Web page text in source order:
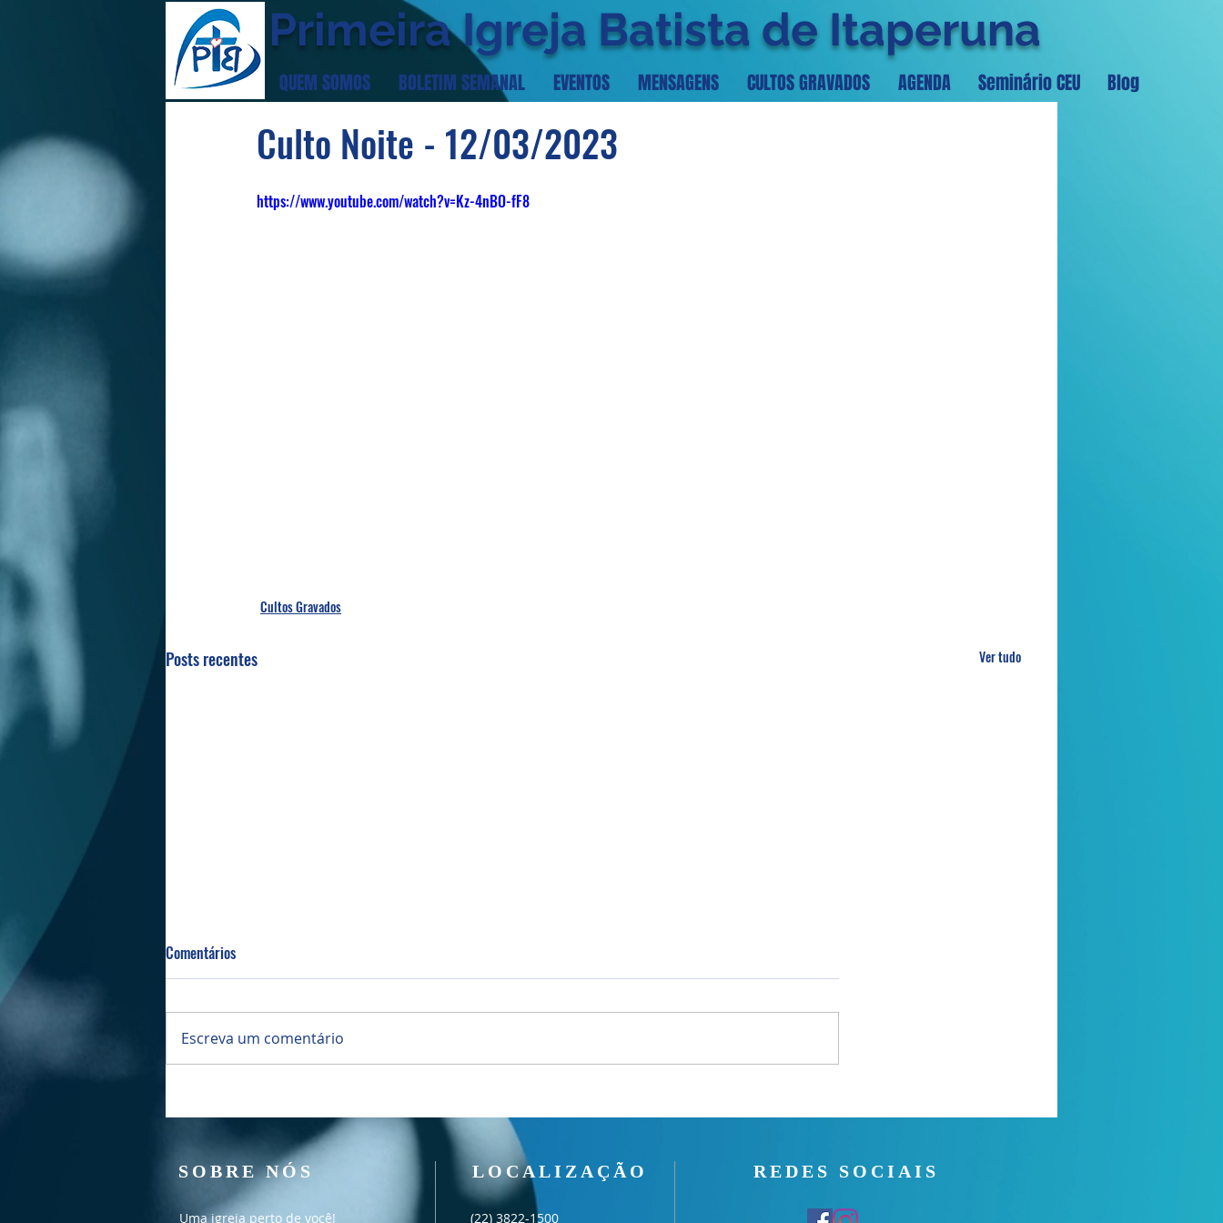
QUEM SOMOS BOLETIM SEMANAL EVENTOS MENSAGENS CULTOS GRAVADOS AGENDA Seminário CEU Blog
Primeira Igreja Batista de Itaperuna
Culto Noite - 12/03/2023
https://www.youtube.com/watch?v=Kz-4nBO-fF8
Cultos Gravados
Posts recentes Ver tudo
Culto Manhã - 02/08/2026 Culto Noite - 02/08/2026 Culto Noite - 26/07/2026
Comentários
Escreva um comentário
SOBRE NÓS
Uma igreja perto de você!
LOCALIZAÇÃO
(22) 3822-1500
REDES SOCIAIS